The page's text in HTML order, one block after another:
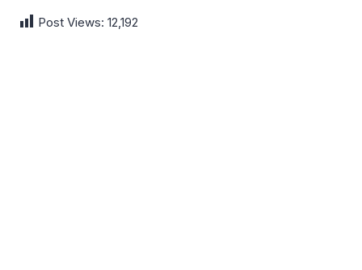
Post Views: 12,192